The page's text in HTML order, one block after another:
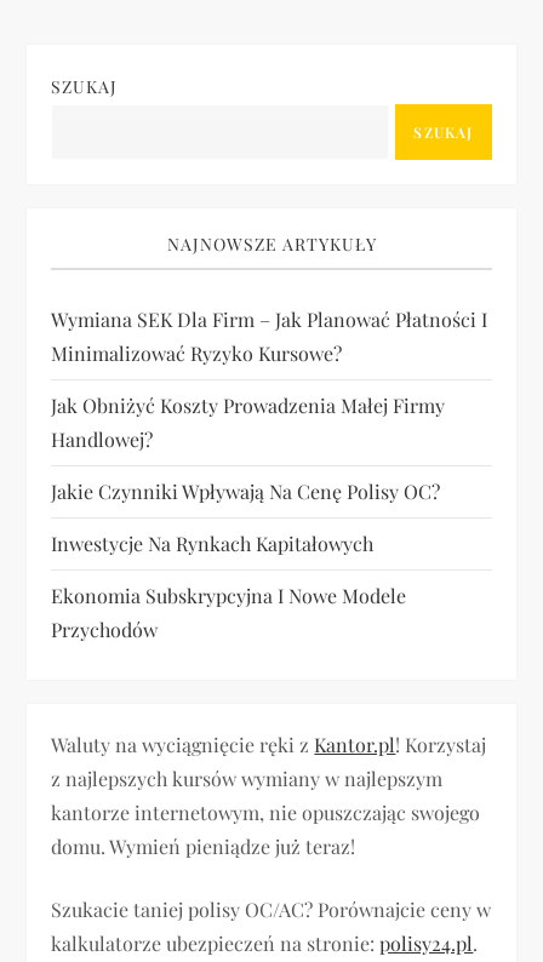
g
j
a
w
p
i
s
u
SZUKAJ
SZUKAJ
NAJNOWSZE ARTYKUŁY
Wymiana SEK Dla Firm – Jak Planować Płatności I
Minimalizować Ryzyko Kursowe?
Jak Obniżyć Koszty Prowadzenia Małej Firmy
Handlowej?
Jakie Czynniki Wpływają Na Cenę Polisy OC?
Inwestycje Na Rynkach Kapitałowych
Ekonomia Subskrypcyjna I Nowe Modele
Przychodów
Waluty na wyciągnięcie ręki z Kantor.pl! Korzystaj
z najlepszych kursów wymiany w najlepszym
kantorze internetowym, nie opuszczając swojego
domu. Wymień pieniądze już teraz!
Szukacie taniej polisy OC/AC? Porównajcie ceny w
kalkulatorze ubezpieczeń na stronie:polisy24.pl.